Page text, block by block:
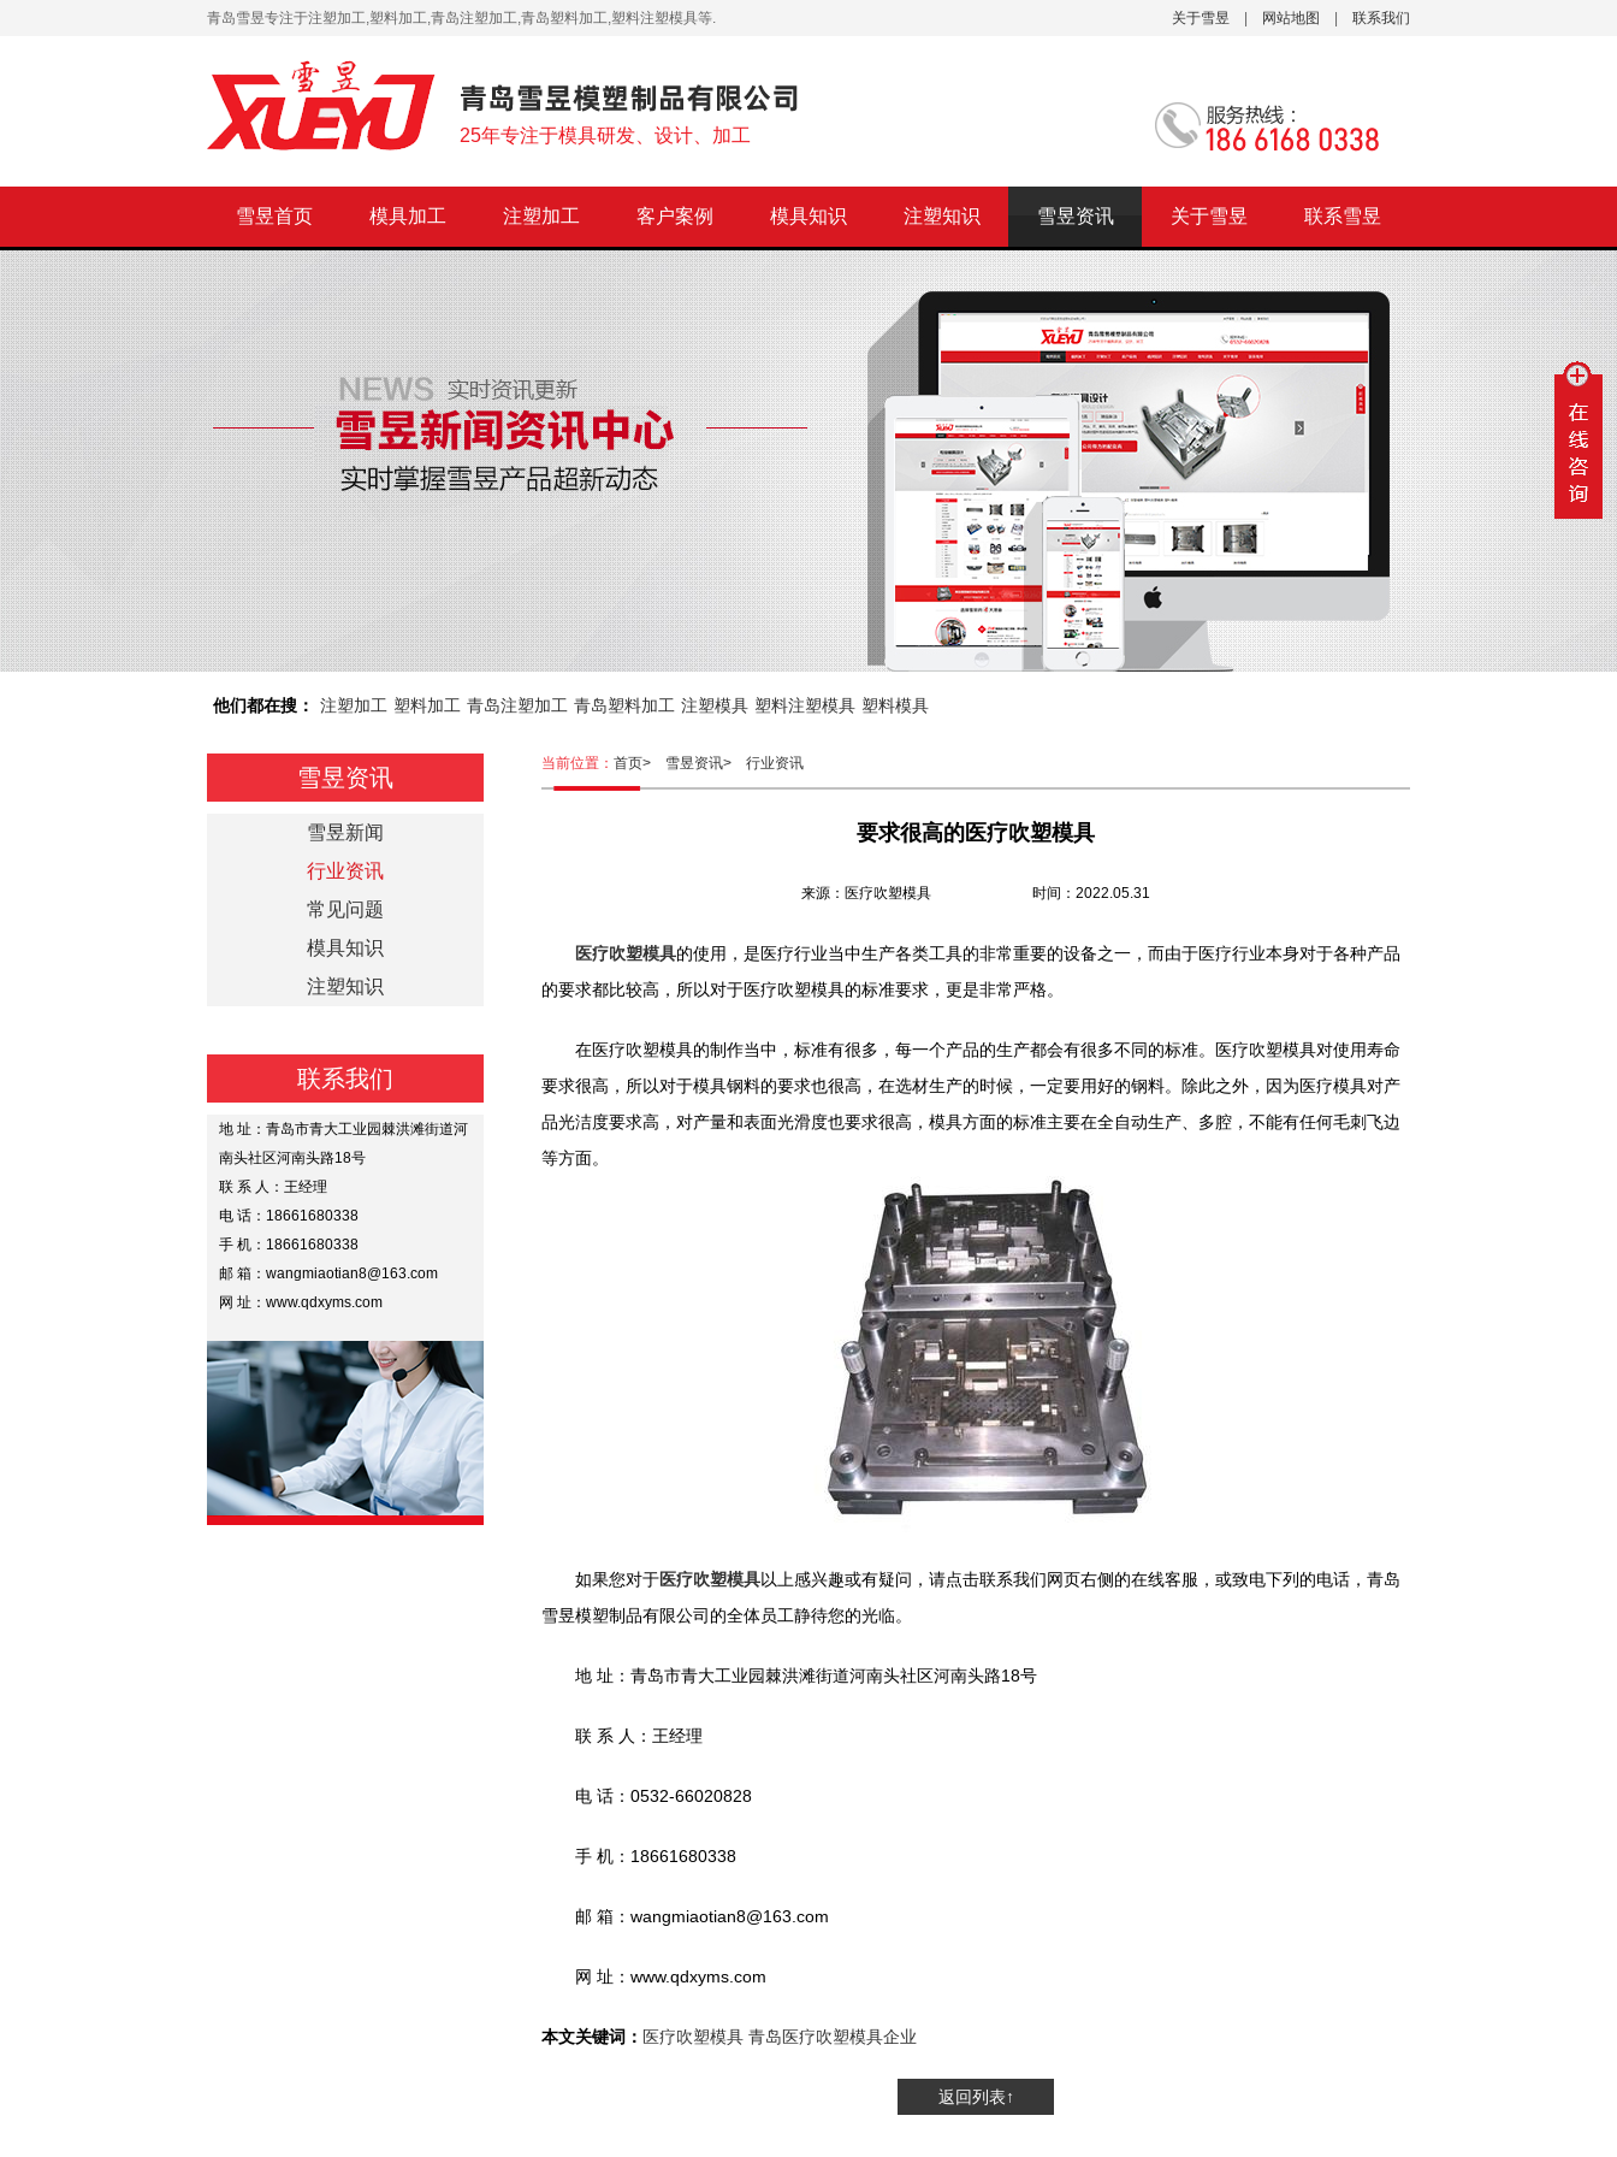
青岛雪昱专注于注塑加工,塑料加工,青岛注塑加工,青岛塑料加工,塑料注塑模具等. 关于雪昱 网站地图 联系我们
25年专注于模具研发、设计、加工
雪昱首页 模具加工 注塑加工 客户案例 模具知识 注塑知识 雪昱资讯 关于雪昱 联系雪昱
他们都在搜： 注塑加工 塑料加工 青岛注塑加工 青岛塑料加工 注塑模具 塑料注塑模具 塑料模具
雪昱资讯
雪昱新闻
行业资讯
常见问题
模具知识
注塑知识
联系我们
地 址：青岛市青大工业园棘洪滩街道河
南头社区河南头路18号
联 系 人：王经理
电 话：18661680338
手 机：18661680338
邮 箱：wangmiaotian8@163.com
网 址：www.qdxyms.com
当前位置： 首页> 雪昱资讯> 行业资讯
要求很高的医疗吹塑模具
来源：医疗吹塑模具 时间：2022.05.31
医疗吹塑模具的使用，是医疗行业当中生产各类工具的非常重要的设备之一，而由于医疗行业本身对于各种产品
的要求都比较高，所以对于医疗吹塑模具的标准要求，更是非常严格。
在医疗吹塑模具的制作当中，标准有很多，每一个产品的生产都会有很多不同的标准。医疗吹塑模具对使用寿命
要求很高，所以对于模具钢料的要求也很高，在选材生产的时候，一定要用好的钢料。除此之外，因为医疗模具对产
品光洁度要求高，对产量和表面光滑度也要求很高，模具方面的标准主要在全自动生产、多腔，不能有任何毛刺飞边
等方面。
如果您对于医疗吹塑模具以上感兴趣或有疑问，请点击联系我们网页右侧的在线客服，或致电下列的电话，青岛
雪昱模塑制品有限公司的全体员工静待您的光临。
地 址：青岛市青大工业园棘洪滩街道河南头社区河南头路18号
联 系 人：王经理
电 话：0532-66020828
手 机：18661680338
邮 箱：wangmiaotian8@163.com
网 址：www.qdxyms.com
本文关键词： 医疗吹塑模具 青岛医疗吹塑模具企业
返回列表↑